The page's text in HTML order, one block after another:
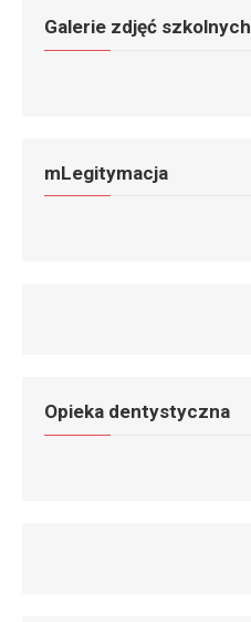
Galerie zdjęć szkolnych
mLegitymacja
Opieka dentystyczna